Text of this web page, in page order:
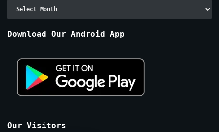
Archive
Download Our Android App
Our Visitors